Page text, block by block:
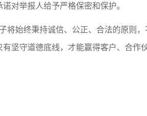
诺对举报人给予严格保密和保护。
将始终秉持诚信、公正、合法的原则
有坚守道德底线，才能赢得客户、合作